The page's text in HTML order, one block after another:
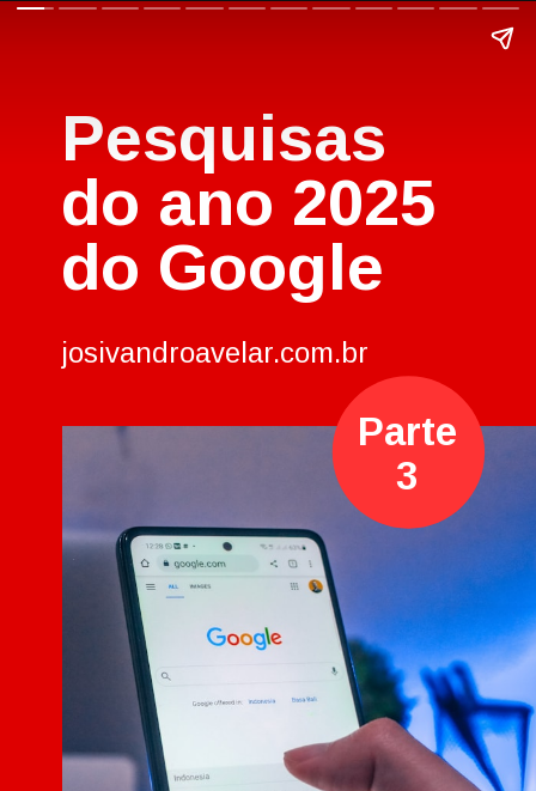
Pesquisas
do ano 2025
do Google
josivandroavelar.com.br
Parte
3